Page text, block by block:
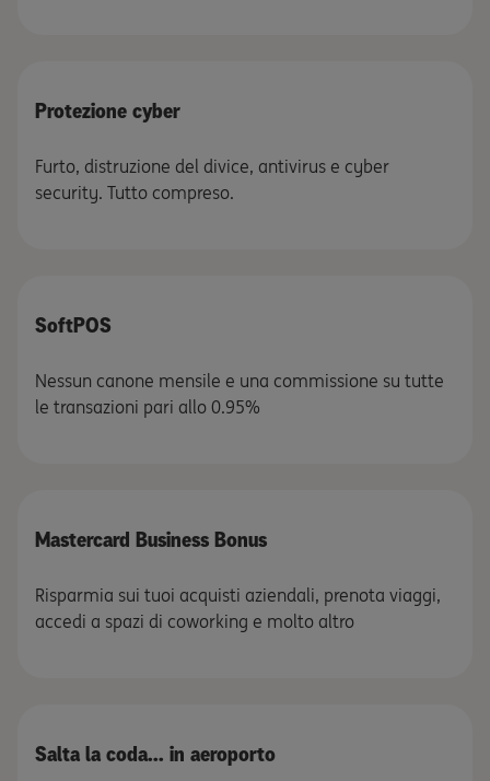
Protezione cyber
Furto, distruzione del divice, antivirus e cyber
security. Tutto compreso.
SoftPOS
Nessun canone mensile e una commissione su tutte
le transazioni pari allo 0.95%
Mastercard Business Bonus
Risparmia sui tuoi acquisti aziendali, prenota viaggi,
accedi a spazi di coworking e molto altro
Salta la coda... in aeroporto